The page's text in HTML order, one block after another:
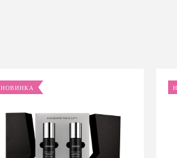
НОВИНКА